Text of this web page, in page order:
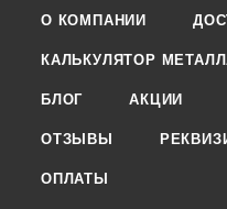
О КОМПАНИИ
КАЛЬКУЛЯТОР
БЛОГ АКЦИИ
ОТЗЫВЫ
ОПЛАТЫ